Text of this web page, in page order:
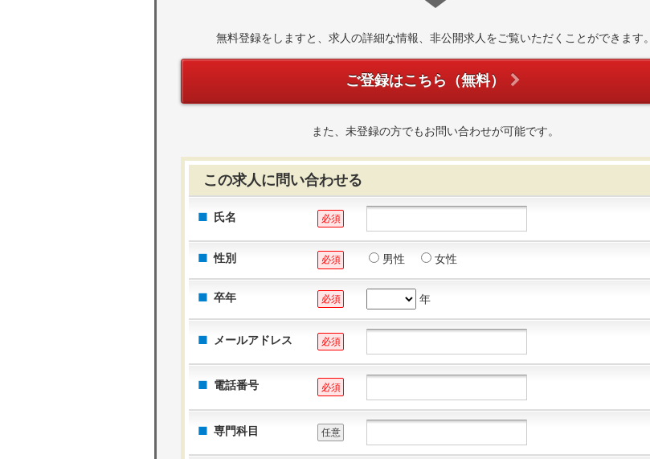
無料登録をしますと、求人の詳細な情報、非公開求人をご覧いただくことができます。
ご登録はこちら（無料）
また、未登録の方でもお問い合わせが可能です。
この求人に問い合わせる
氏名 必須
性別 必須 男性 女性
卒年 必須 年
メールアドレス 必須
電話番号 必須
専門科目 任意